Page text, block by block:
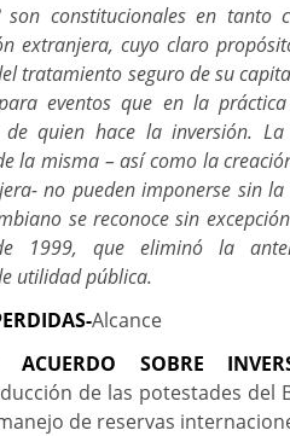
constitucionales en tanto
extranjera, cuyo claro
tratamiento seguro de su
eventos que en la
quien hace la inversión.
la misma – así como la
no pueden imponerse sin
se reconoce sin
1999, que eliminó la
utilidad pública.
Alcance
ACUERDO SOBRE
de las potestades del
de reservas